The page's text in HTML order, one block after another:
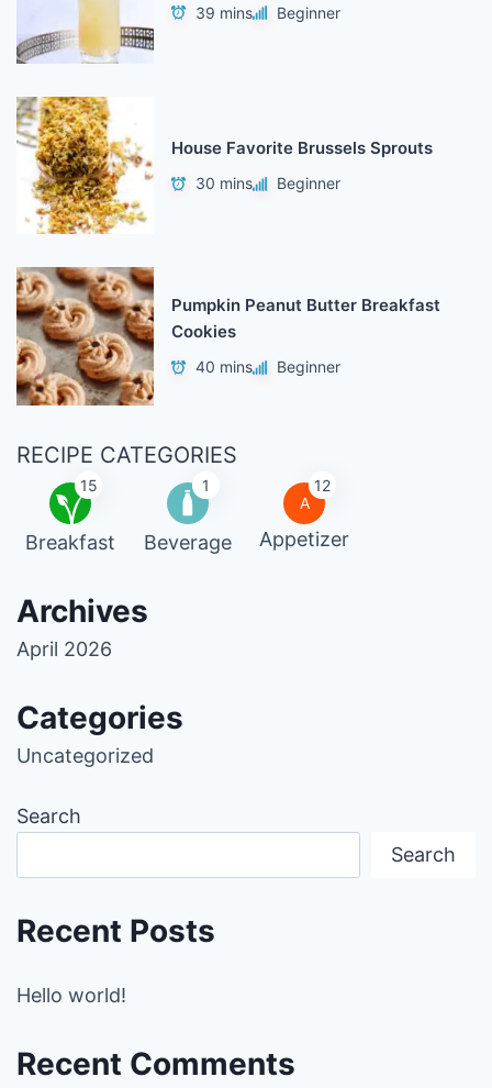
39 mins Beginner
House Favorite Brussels Sprouts
30 mins Beginner
Pumpkin Peanut Butter Breakfast
Cookies
40 mins Beginner
RECIPE CATEGORIES
15
Breakfast
1
Beverage
A
12
Appetizer
Archives
April 2026
Categories
Uncategorized
Search
Search
Recent Posts
Hello world!
Recent Comments